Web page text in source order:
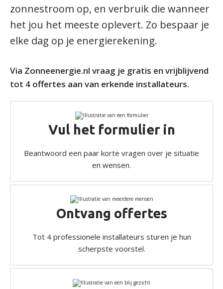
zonnestroom op, en verbruik die wanneer
het jou het meeste oplevert. Zo bespaar je
elke dag op je energierekening.
Via Zonneenergie.nl vraag je gratis en vrijblijvend
tot 4 offertes aan van erkende installateurs.
Vul het formulier in
Beantwoord een paar korte vragen over je situatie
en wensen.
Ontvang offertes
Tot 4 professionele installateurs sturen je hun
scherpste voorstel.